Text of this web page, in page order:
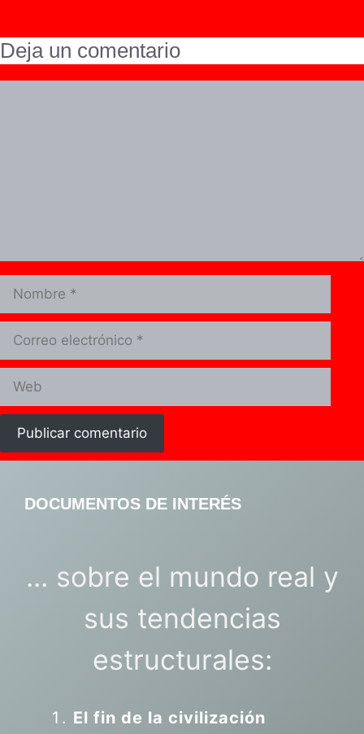
Deja un comentario
Nombre
Correo
Web
DOCUMENTOS DE INTERÉS
... sobre el mundo real y
sus tendencias
estructurales:
El fin de la civilización